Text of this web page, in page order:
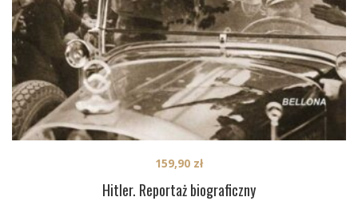
Hitler. Reportaż biograficzny
159,90 zł